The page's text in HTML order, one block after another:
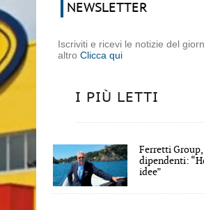
NEWSLETTER
Iscriviti e ricevi le notizie del
altroClicca qui
I PIÙ LETTI
Ferretti
dipendenti:
idee”